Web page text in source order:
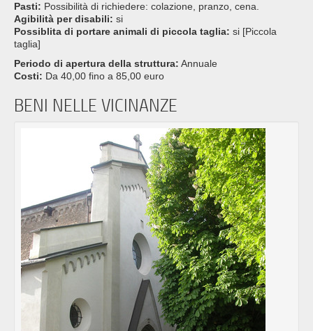
Pasti: Possibilità di richiedere: colazione, pranzo, cena.
Agibilità per disabili: si
Possiblita di portare animali di piccola taglia: si [Piccola
taglia]
Periodo di apertura della struttura: Annuale
Costi: Da 40,00 fino a 85,00 euro
BENI NELLE VICINANZE